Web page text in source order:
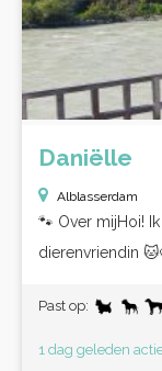
Daniëlle
Alblasserdam
🐾 Over mijHoi!
dierenvriendin
Past op:
1 dag geleden